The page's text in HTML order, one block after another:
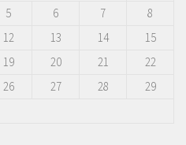
5 6 7
8
12 13 14
15
19 20 21
22
26 27 28
29